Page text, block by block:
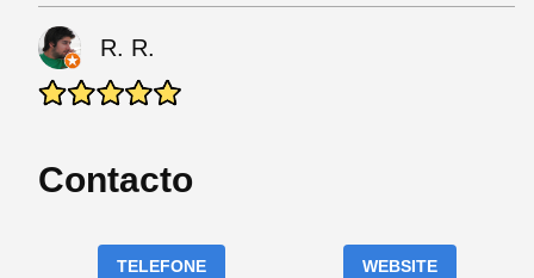
R. R.
Contacto
TELEFONE WEBSITE